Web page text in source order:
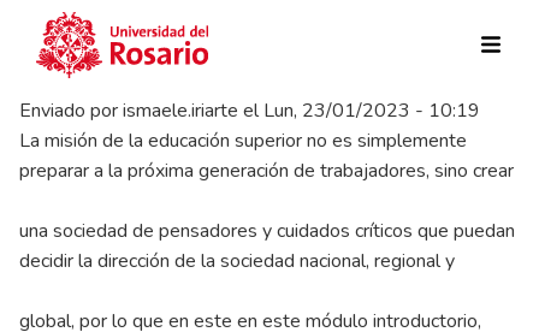
Pasar al contenido principal
Enviado porismaele.iriarte elLun, 23/01/2023 - 10:19
La misión de la educación superior no es simplemente
preparar a la próxima generación de trabajadores, sino crear
una sociedad de pensadores y cuidados críticos que puedan
decidir la dirección de la sociedad nacional, regional y
global, por lo que en este en este módulo introductorio,